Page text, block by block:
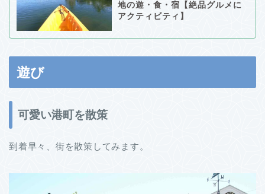
地の遊・食・宿【絶品グルメに
アクティビティ】
遊び
可愛い港町を散策
到着早々、街を散策してみます。